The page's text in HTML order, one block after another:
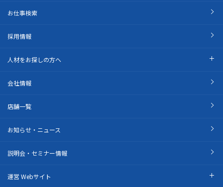
お仕事検索
採用情報
人材をお探しの方へ
会社情報
店舗一覧
お知らせ・ニュース
説明会・セミナー情報
運営 Webサイト